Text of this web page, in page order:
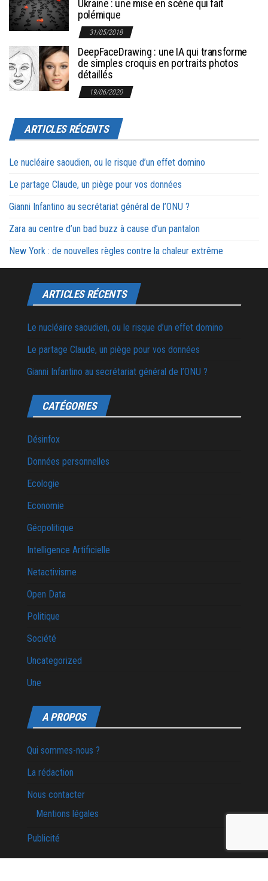
Ukraine : une mise en scène qui fait
polémique
31/05/2018
DeepFaceDrawing : une IA qui transforme
de simples croquis en portraits photos
détaillés
19/06/2020
ARTICLES RÉCENTS
Le nucléaire saoudien, ou le risque d’un effet domino
Le partage Claude, un piège pour vos données
Gianni Infantino au secrétariat général de l’ONU ?
Zara au centre d’un bad buzz à cause d’un pantalon
New York : de nouvelles règles contre la chaleur extrême
ARTICLES RÉCENTS
Le nucléaire saoudien, ou le risque d’un effet domino
Le partage Claude, un piège pour vos données
Gianni Infantino au secrétariat général de l’ONU ?
CATÉGORIES
Désinfox
Données personnelles
Ecologie
Economie
Géopolitique
Intelligence Artificielle
Netactivisme
Open Data
Politique
Société
Uncategorized
Une
A PROPOS
Qui sommes-nous ?
La rédaction
Nous contacter
Mentions légales
Publicité